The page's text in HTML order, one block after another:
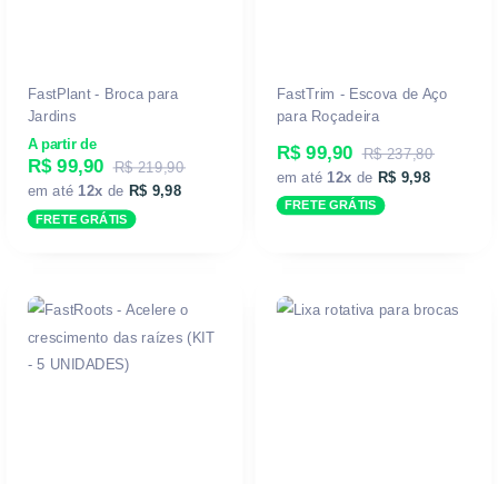
FastPlant - Broca para
Jardins
A partir de
R$ 99,90
R$ 219,90
em até 12x de R$ 9,98
FRETE GRÁTIS
FastTrim - Escova de Aço
para Roçadeira
R$ 99,90 R$ 237,80
em até 12x de R$ 9,98
FRETE GRÁTIS